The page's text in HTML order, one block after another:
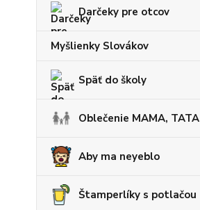
Darčeky pre otcov
Myšlienky Slovákov
Späť do školy
Oblečenie MAMA, TATA
Aby ma neyeblo
Štamperlíky s potlačou